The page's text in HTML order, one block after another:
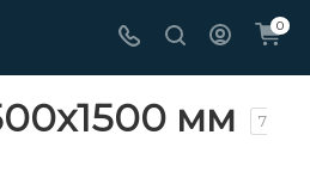
0
мм
7